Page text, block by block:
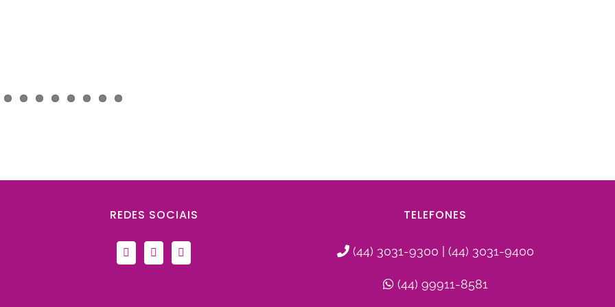
REDES SOCIAIS TELEFONES
(44) 3031-9300 | (44) 3031-9400
(44) 99911-8581